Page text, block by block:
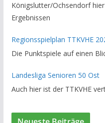
Königslutter/Ochsendorf
Ergebnissen
Regionsspielplan TTKVHE
Die Punktspiele auf einen
Landesliga Senioren 50 Ost
Auch hier ist der TTKVHE